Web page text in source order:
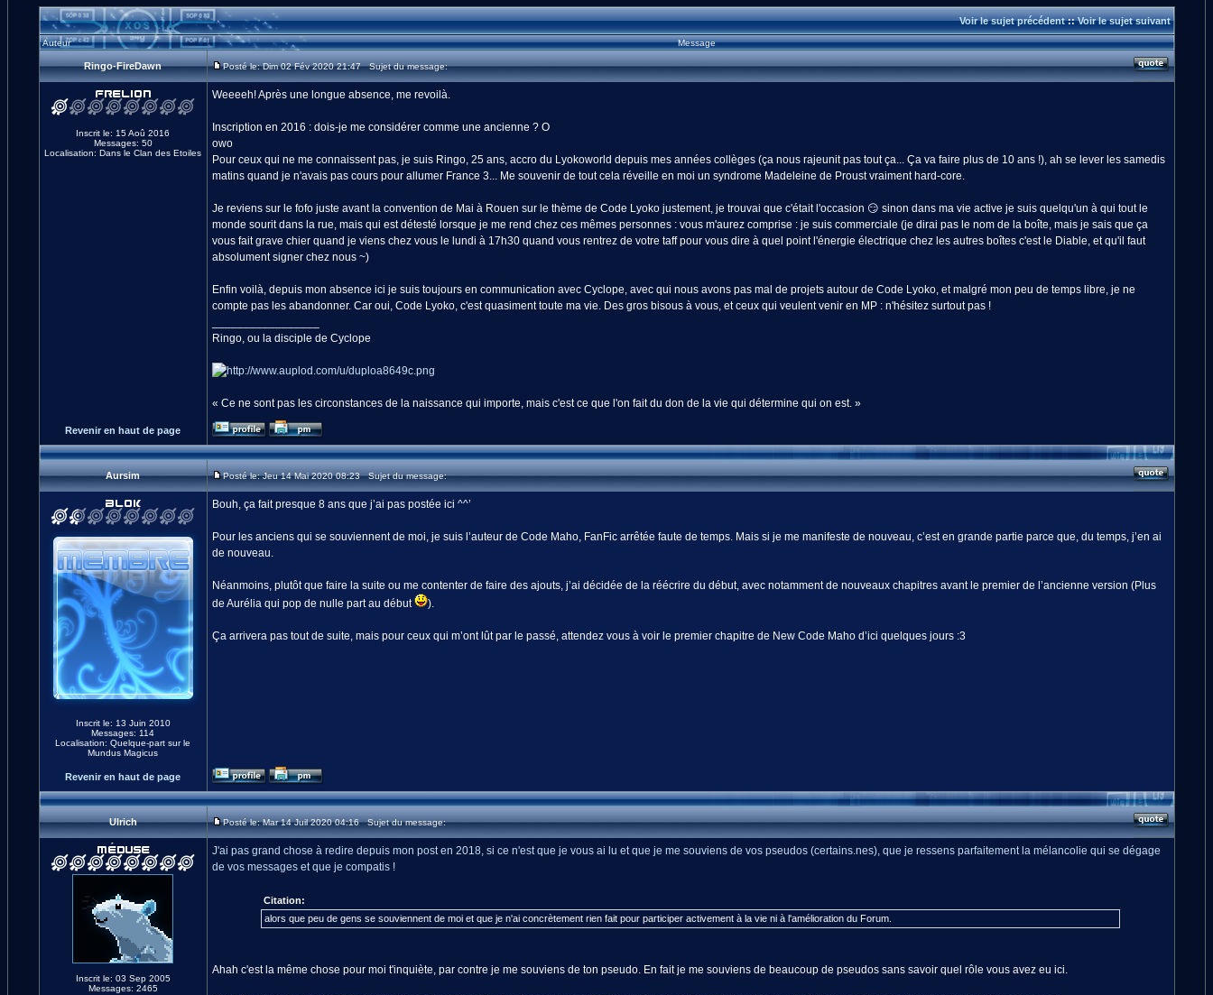
Voir le sujet précédent::Voir le sujet suivant
Auteur Message
Ringo-FireDawn Posté le: Dim 02 Fév 2020 21:47 Sujet du message:
Inscrit le: 15 Aoû 2016
Messages: 50
Localisation: Dans le Clan des Etoiles
Weeeeh! Après une longue absence, me revoilà.
Inscription en 2016 : dois-je me considérer comme une ancienne ? O
owo
Pour ceux qui ne me connaissent pas, je suis Ringo, 25 ans, accro du Lyokoworld depuis mes années collèges (ça nous rajeunit pas tout ça... Ça va faire plus de 10 ans !), ah se lever les samedis
matins quand je n'avais pas cours pour allumer France 3... Me souvenir de tout cela réveille en moi un syndrome Madeleine de Proust vraiment hard-core.
Je reviens sur le fofo juste avant la convention de Mai à Rouen sur le thème de Code Lyoko justement, je trouvai que c'était l'occasion 😏 sinon dans ma vie active je suis quelqu'un à qui tout le
monde sourit dans la rue, mais qui est détesté lorsque je me rend chez ces mêmes personnes : vous m'aurez comprise : je suis commerciale (je dirai pas le nom de la boîte, mais je sais que ça
vous fait grave chier quand je viens chez vous le lundi à 17h30 quand vous rentrez de votre taff pour vous dire à quel point l'énergie électrique chez les autres boîtes c'est le Diable, et qu'il faut
absolument signer chez nous ~)
Enfin voilà, depuis mon absence ici je suis toujours en communication avec Cyclope, avec qui nous avons pas mal de projets autour de Code Lyoko, et malgré mon peu de temps libre, je ne
compte pas les abandonner. Car oui, Code Lyoko, c'est quasiment toute ma vie. Des gros bisous à vous, et ceux qui veulent venir en MP : n'hésitez surtout pas !
Ringo, ou la disciple de Cyclope
« Ce ne sont pas les circonstances de la naissance qui importe, mais c'est ce que l'on fait du don de la vie qui détermine qui on est. »
Revenir en haut de page
Aursim Posté le: Jeu 14 Mai 2020 08:23 Sujet du message:
Inscrit le: 13 Juin 2010
Messages: 114
Localisation: Quelque-part sur le
Mundus Magicus
Bouh, ça fait presque 8 ans que j’ai pas postée ici ^^’
Pour les anciens qui se souviennent de moi, je suis l’auteur de Code Maho, FanFic arrêtée faute de temps. Mais si je me manifeste de nouveau, c’est en grande partie parce que, du temps, j’en ai
de nouveau.
Néanmoins, plutôt que faire la suite ou me contenter de faire des ajouts, j’ai décidée de la réécrire du début, avec notamment de nouveaux chapitres avant le premier de l’ancienne version (Plus
de Aurélia qui pop de nulle part au début
).
Ça arrivera pas tout de suite, mais pour ceux qui m’ont lût par le passé, attendez vous à voir le premier chapitre de New Code Maho d’ici quelques jours :3
Revenir en haut de page
Ulrich Posté le: Mar 14 Juil 2020 04:16 Sujet du message:
Inscrit le: 03 Sep 2005
Messages: 2465
J'ai pas grand chose à redire depuis mon post en 2018, si ce n'est que je vous ai lu et que je me souviens de vos pseudos (certains.nes), que je ressens parfaitement la mélancolie qui se dégage
de vos messages et que je compatis !
Citation:
alors que peu de gens se souviennent de moi et que je n'ai concrètement rien fait pour participer activement à la vie ni à l'amélioration du Forum.
Ahah c'est la même chose pour moi t'inquiète, par contre je me souviens de ton pseudo. En fait je me souviens de beaucoup de pseudos sans savoir quel rôle vous avez eu ici.